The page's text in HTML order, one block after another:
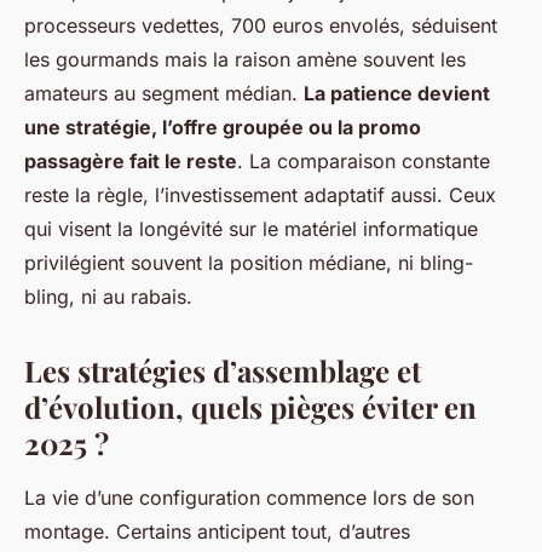
processeurs vedettes, 700 euros envolés, séduisent
les gourmands mais la raison amène souvent les
amateurs au segment médian. La patience devient
une stratégie, l’offre groupée ou la promo
passagère fait le reste. La comparaison constante
reste la règle, l’investissement adaptatif aussi. Ceux
qui visent la longévité sur le matériel informatique
privilégient souvent la position médiane, ni bling-
bling, ni au rabais.
Les stratégies d’assemblage et
d’évolution, quels pièges éviter en
2025 ?
La vie d’une configuration commence lors de son
montage. Certains anticipent tout, d’autres